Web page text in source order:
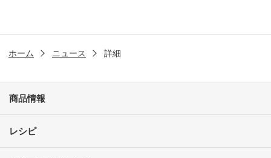
ホーム ニュース 詳細
商品情報
レシピ